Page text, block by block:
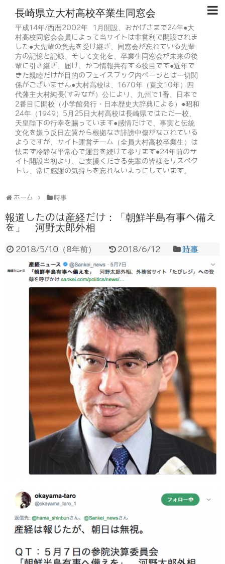
長崎県立大村高校卒業生同窓会
平成14年/西暦2002年 1月開設、おかげさまで24年●大
村高校同窓会会員によって当サイトは非営利で開設されま
した●大先輩の意志を受け継ぎ、同窓会が忘れている先輩
方の記憶と記録、そして文化を、卒業生同窓会が未来の後
輩に引き継ぎ、届け、かつ情報共有する役目です●近年で
きた親睦だけが目的のフェイスブック内ページとは一切関
係がございません●大村高校は、1670年（寛文10年）四
代藩主大村純長(すみなが）公により、九州で1番、日本で
2番目に開校（小学館発行・日本歴史大辞典による）●昭和
24年（1949）5月25日大村高校は長崎県ではただ一校、
天皇陛下の行幸を賜っています●感情だけで、事実と伝統
文化を嫌う反日左翼から根拠なき誹謗中傷がなされている
ようですが、サイト運営チーム（全員大村高校卒業生）は
怯まず冷静な平常心で運営を続けて参ります●24年前のサ
イト開設当初より、ご支援くださる先輩の皆様をリスペク
トし、常に感謝の気持ちを忘れないようにしています。
ホーム 時事
報道したのは産経だけ：「朝鮮半島有事へ備え
を」 河野太郎外相
2018/5/10（8年前） 2018/6/12 時事